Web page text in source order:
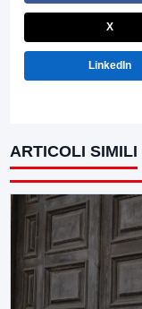
X
LinkedIn
ARTICOLI SIMILI